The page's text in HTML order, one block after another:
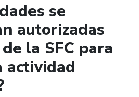
se
autorizadas
la SFC para
actividad